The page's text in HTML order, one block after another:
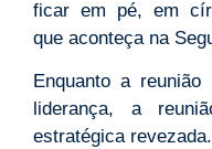
ficar em pé, em
que aconteça na
Enquanto a
liderança, a
estratégica revezada.